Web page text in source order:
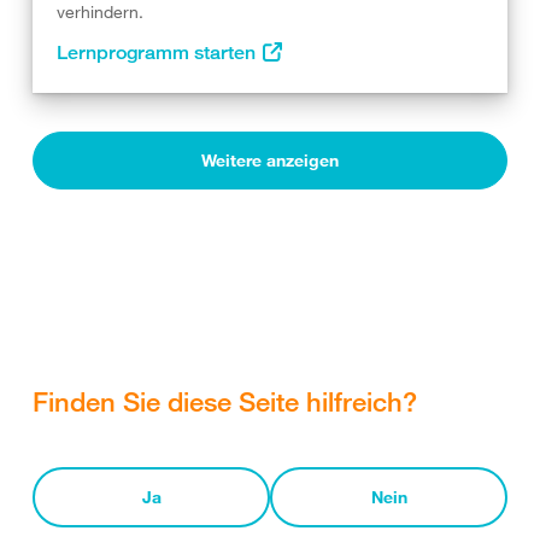
verhindern.
Lernprogramm starten
Weitere anzeigen
Finden Sie diese Seite hilfreich?
Ja Nein